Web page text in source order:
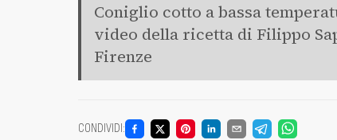
Coniglio cotto a bassa
video della ricetta di Filippo
Firenze
CONDIVIDI: